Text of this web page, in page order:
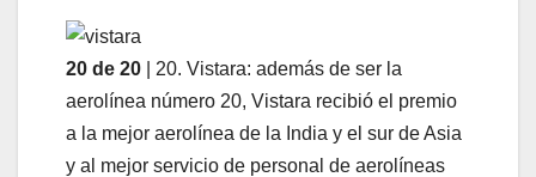
20 de 20 | 20. Vistara: además de ser la
aerolínea número 20, Vistara recibió el premio
a la mejor aerolínea de la India y el sur de Asia
y al mejor servicio de personal de aerolíneas